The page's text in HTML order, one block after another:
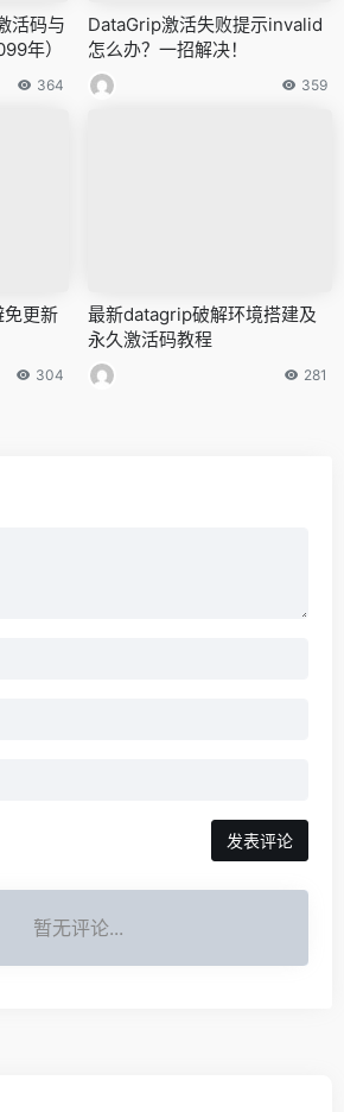
活码与
年）
364
DataGrip激活失败提示invalid
怎么办？一招解决！
359
更新
304
最新datagrip破解环境搭建及
永久激活码教程
281
暂无评论...